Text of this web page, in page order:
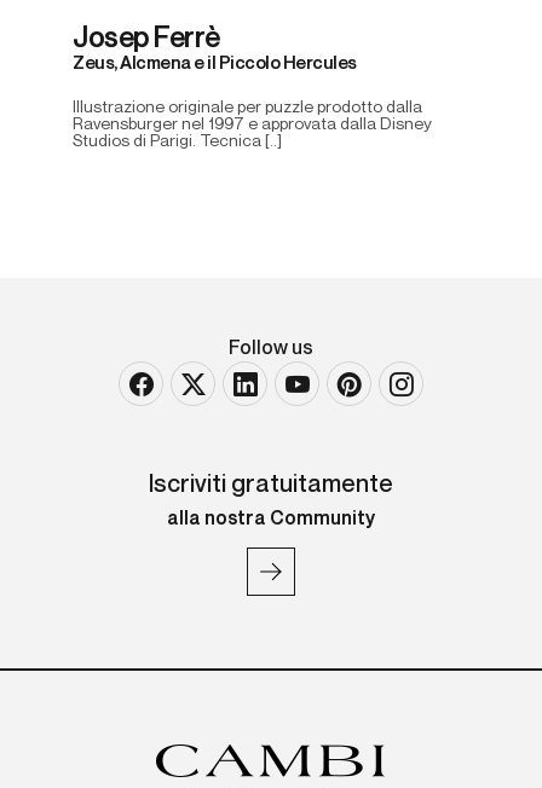
Josep Ferrè
Zeus, Alcmena e il Piccolo Hercules
Illustrazione originale per puzzle prodotto dalla
Ravensburger nel 1997 e approvata dalla Disney
Studios di Parigi. Tecnica [..]
Follow us
Iscriviti gratuitamente
alla nostra Community